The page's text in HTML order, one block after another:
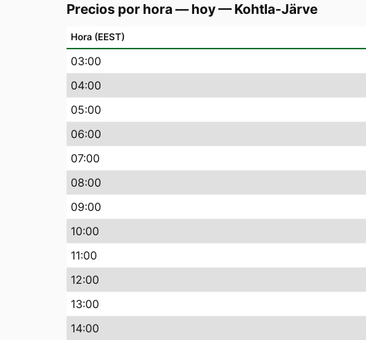
Precios por hora — hoy—Kohtla-Järve
Hora (EEST)
03:00
04:00
05:00
06:00
07:00
08:00
09:00
10:00
11:00
12:00
13:00
14:00